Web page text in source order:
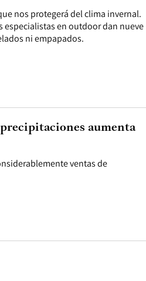
nos protegerá del clima invernal.
especialistas en outdoor dan nueve
ni empapados.
ventas de
aumenta